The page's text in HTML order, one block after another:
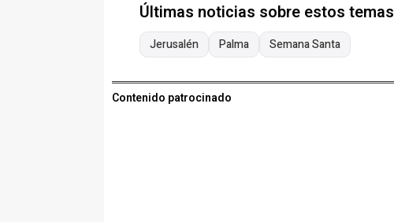
Últimas noticias sobre estos temas
Jerusalén Palma Semana Santa
Contenido patrocinado